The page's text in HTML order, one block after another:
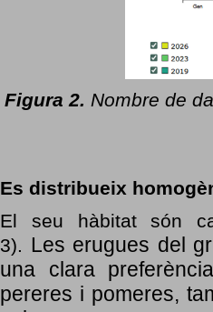
Figura 2. Nombre de
Es distribueix
El seu hàbitat són
3). Les erugues del
una clara
pereres i pomeres,